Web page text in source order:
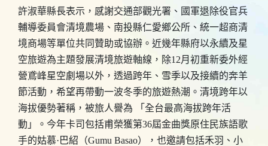
許淑華縣長表示，感謝交通部觀光署、國軍退除役官兵
輔導委員會清境農場、南投縣仁愛鄉公所、統一超商清
境商場等單位共同贊助或協辦。近幾年縣府以永續及星
空旅遊為主題發展清境旅遊軸線，除12月初重新委外經
營鳶峰星空劇場以外，透過跨年、雪季以及接續的奔羊
節活動，希望再帶動一波冬季的旅遊熱潮。清境跨年以
海拔優勢著稱，被旅人譽為 「全台最高海拔跨年活
動」。今年卡司包括甫榮獲第36屆金曲獎原住民族語歌
手的姑慕·巴紹（Gumu Basao），也邀請包括禾羽、小